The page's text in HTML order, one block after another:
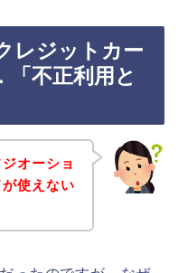
レジットカー
「不正利用と
オーショ
使えない